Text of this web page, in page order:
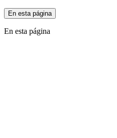
En esta página
En esta página